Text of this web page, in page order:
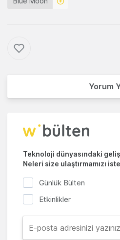
Yorum
Teknoloji dünyasındaki
Neleri size ulaştırmamızı
Günlük Bülten
Etkinlikler